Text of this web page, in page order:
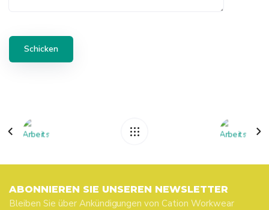
ABONNIEREN SIE UNSEREN NEWSLETTER
Bleiben Sie über Ankündigungen von Cation Workwear